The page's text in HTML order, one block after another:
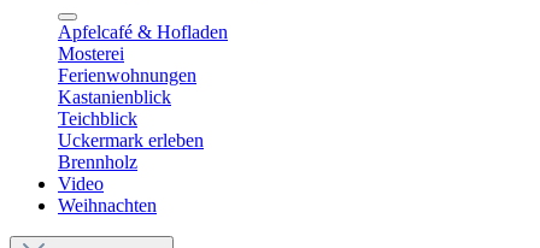
Apfelcafé & Hofladen
Mosterei
Ferienwohnungen
Kastanienblick
Teichblick
Uckermark erleben
Brennholz
Video
Weihnachten